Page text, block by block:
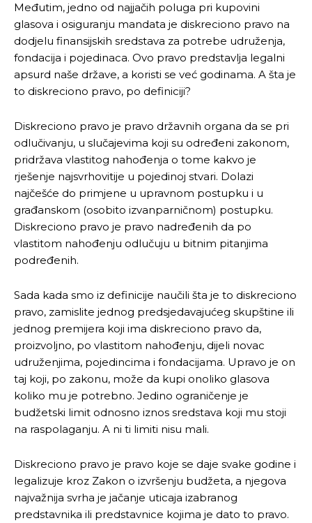
Međutim, jedno od najjačih poluga pri kupovini
glasova i osiguranju mandata je diskreciono pravo na
dodjelu finansijskih sredstava za potrebe udruženja,
fondacija i pojedinaca. Ovo pravo predstavlja legalni
apsurd naše države, a koristi se već godinama. A šta je
to diskreciono pravo, po definiciji?
Diskreciono pravo je pravo državnih organa da se pri
odlučivanju, u slučajevima koji su određeni zakonom,
pridržava vlastitog nahođenja o tome kakvo je
rješenje najsvrhovitije u pojedinoj stvari. Dolazi
najčešće do primjene u upravnom postupku i u
građanskom (osobito izvanparničnom) postupku.
Diskreciono pravo je pravo nadređenih da po
vlastitom nahođenju odlučuju u bitnim pitanjima
podređenih.
Sada kada smo iz definicije naučili šta je to diskreciono
pravo, zamislite jednog predsjedavajućeg skupštine ili
jednog premijera koji ima diskreciono pravo da,
proizvoljno, po vlastitom nahođenju, dijeli novac
udruženjima, pojedincima i fondacijama. Upravo je on
taj koji, po zakonu, može da kupi onoliko glasova
koliko mu je potrebno. Jedino ograničenje je
budžetski limit odnosno iznos sredstava koji mu stoji
na raspolaganju. A ni ti limiti nisu mali.
Diskreciono pravo je pravo koje se daje svake godine i
legalizuje kroz Zakon o izvršenju budžeta, a njegova
najvažnija svrha je jačanje uticaja izabranog
predstavnika ili predstavnice kojima je dato to pravo.